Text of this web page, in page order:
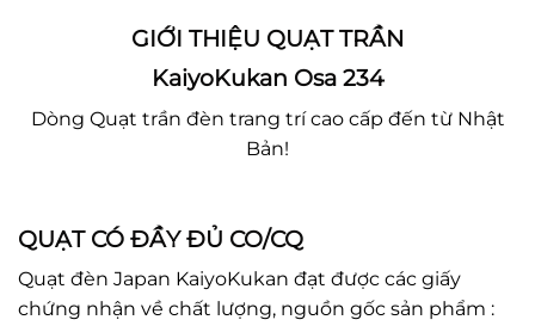
GIỚI THIỆU QUẠT TRẦN
KaiyoKukan Osa 234
Dòng Quạt trần đèn trang trí cao cấp đến từ Nhật
Bản!
QUẠT CÓ ĐẦY ĐỦ CO/CQ
Quạt đèn Japan KaiyoKukan đạt được các giấy
chứng nhận về chất lượng, nguồn gốc sản phẩm :